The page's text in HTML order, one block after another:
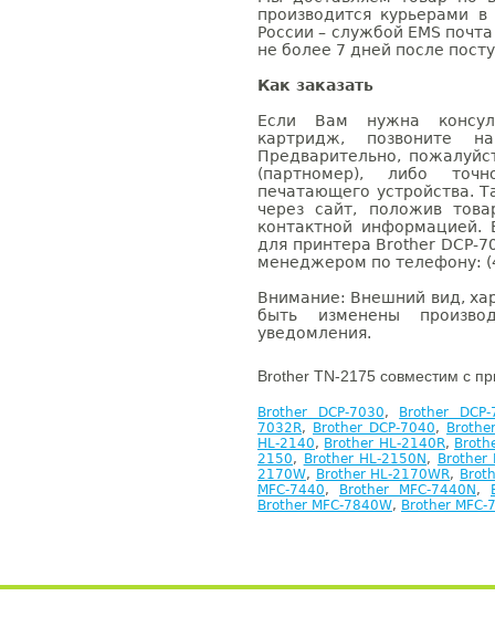
производится курьерами
России – службой EMS
не более 7 дней после
Как заказать
Если Вам нужна
картридж, позвоните
Предварительно,
(партномер), либо
печатающего устройства.
через сайт, положив
контактной информацией.
для принтера Brother DCP-
менеджером по телефону:
Внимание: Внешний вид,
быть изменены
уведомления.
Brother TN-2175 совместим с
Brother DCP-7030,
Brother DCP-
7032R, Brother DCP-7040,
HL-2140, Brother HL-2140R,
2150, Brother HL-2150N ,
Brother
2170W, Brother HL-2170WR,
MFC-7440, Brother MFC-7440N ,
Brother MFC-7840W, Brother MFC-